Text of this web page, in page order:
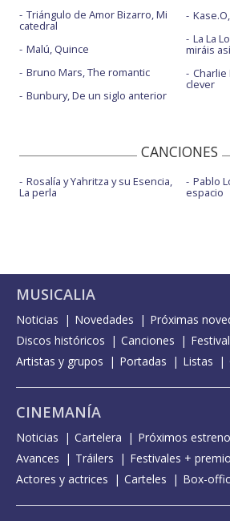
Triángulo de Amor Bizarro, Mi
catedral
Malú, Quince
Bruno Mars, The romantic
Bunbury, De un siglo anterior
La La
miráis
Charlie
clever
CANCIONES
Rosalía y Yahritza y su Esencia,
La perla
Pablo
espacio
MUSICALIA
Noticias Novedades
Próximas
Discos históricos
Canciones
Artistas y grupos
Portadas Listas
CINEMANÍA
Noticias Cartelera Próximos
Avances
Tráilers
Festivales +
Actores y actrices
Carteles Box-